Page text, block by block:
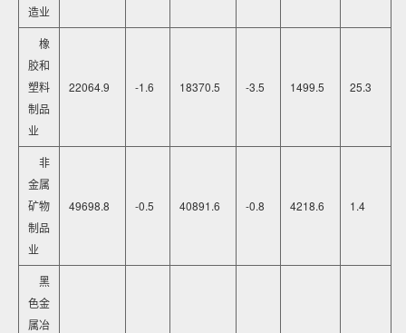
造业
橡
胶和
塑料
制品
业
22064.9 -1.6 18370.5 -3.5 1499.5 25.3
非
金属
矿物
制品
业
49698.8 -0.5 40891.6 -0.8 4218.6 1.4
黑
色金
属冶